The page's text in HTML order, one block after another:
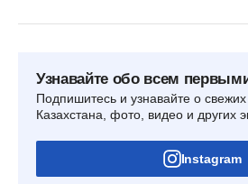
Узнавайте обо всем
Подпишитесь и узнавайте о свежих
Казахстана, фото, видео и других
Instagram